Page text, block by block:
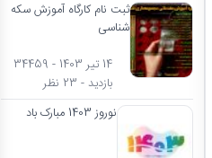
ثبت نام کارگاه آموزش سکه
شناسی
14 تیر 1403 - 34459
بازدید - 23 نظر
نوروز 1403 مبارک باد